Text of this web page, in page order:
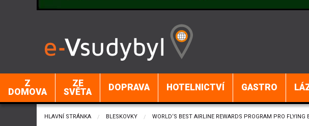
Z
DOMOVA
ZE
SVĚTA
DOPRAVA HOTELNICTVÍ GASTRO
HLAVNÍ STRÁNKA BLESKOVKY CURRENT:
WORLD‘S BEST AIRLINE REWARDS PROGRAM PRO